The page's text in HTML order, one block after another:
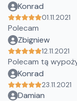
Konrad
01.11.2021
Polecam
Zbigniew
12.11.2021
Polecam tą
Konrad
23.11.2021
Damian